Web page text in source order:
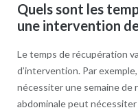
Quels sont les
une intervention
Le temps de récupération
d’intervention. Par
nécessiter une semaine de
abdominale peut